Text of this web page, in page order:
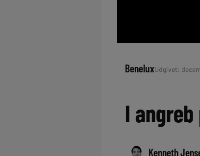
BeneluxUdgivet:
I
Kenneth